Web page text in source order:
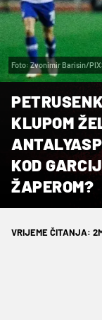
Foto: Zvonimir Barisin/
KLUPOM
KOD
ŽAPEROM?
VRIJEME ČITANJA: